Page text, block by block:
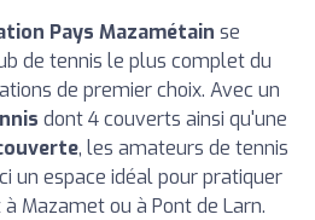
Pays Mazamétain se
de tennis le plus complet du
de premier choix. Avec un
dont 4 couverts ainsi qu'une
, les amateurs de tennis
un espace idéal pour pratiquer
Mazamet ou à Pont de Larn.